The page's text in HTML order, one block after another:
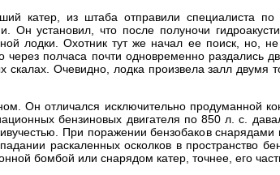
катер, из штаба отправили специалиста по
Он установил, что после полуночи
лодки. Охотник тут же начал ее поиск, но, не
полчаса почти одновременно раздались
скалах. Очевидно, лодка произвела залл
Он отличался исключительно продуманной
бензиновых двигателя по 850 л. с.
При поражении бензобаков
раскаленных осколков в пространство
бомбой или снарядом катер, точнее, его